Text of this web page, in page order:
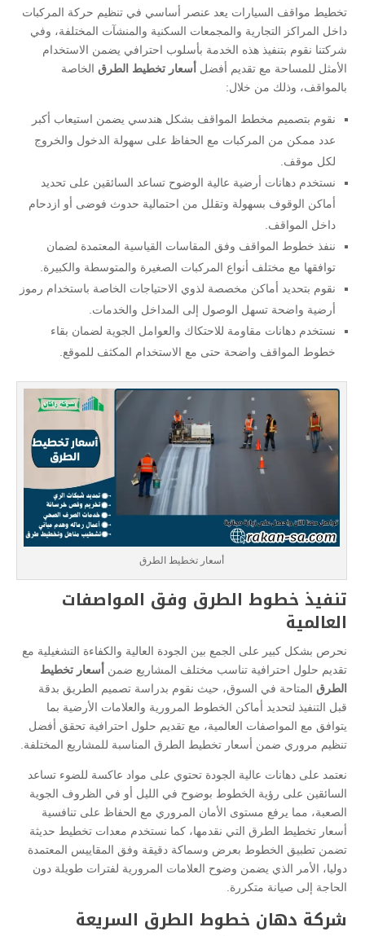
تخطيط مواقف السيارات يعد عنصر أساسي في تنظيم حركة المركبات
داخل المراكز التجارية والمجمعات السكنية والمنشآت المختلفة، وفي
شركتنا نقوم بتنفيذ هذه الخدمة بأسلوب احترافي يضمن الاستخدام
الأمثل للمساحة مع تقديم أفضل
أسعار تخطيط الطرق الخاصة
بالمواقف، وذلك من خلال:
نقوم بتصميم مخطط المواقف بشكل هندسي يضمن استيعاب أكبر
عدد ممكن من المركبات مع الحفاظ على سهولة الدخول والخروج
لكل موقف.
نستخدم دهانات أرضية عالية الوضوح تساعد السائقين على تحديد
أماكن الوقوف بسهولة وتقلل من احتمالية حدوث فوضى أو ازدحام
داخل المواقف.
ننفذ خطوط المواقف وفق المقاسات القياسية المعتمدة لضمان
توافقها مع مختلف أنواع المركبات الصغيرة والمتوسطة والكبيرة.
نقوم بتحديد أماكن مخصصة لذوي الاحتياجات الخاصة باستخدام رموز
أرضية واضحة تسهل الوصول إلى المداخل والخدمات.
نستخدم دهانات مقاومة للاحتكاك والعوامل الجوية لضمان بقاء
خطوط المواقف واضحة حتى مع الاستخدام المكثف للموقع.
أسعار تخطيط الطرق
تنفيذ خطوط الطرق وفق المواصفات
العالمية
نحرص بشكل كبير على الجمع بين الجودة العالية والكفاءة التشغيلية مع
تقديم حلول احترافية تناسب مختلف المشاريع ضمن
أسعار تخطيط
الطرق المتاحة في السوق، حيث نقوم بدراسة تصميم الطريق بدقة
قبل التنفيذ لتحديد أماكن الخطوط المرورية والعلامات الأرضية بما
يتوافق مع المواصفات العالمية، مع تقديم حلول احترافية تحقق أفضل
تنظيم مروري ضمن أسعار تخطيط الطرق المناسبة للمشاريع المختلفة.
نعتمد على دهانات عالية الجودة تحتوي على مواد عاكسة للضوء تساعد
السائقين على رؤية الخطوط بوضوح في الليل أو في الظروف الجوية
الصعبة، مما يرفع مستوى الأمان المروري مع الحفاظ على تنافسية
أسعار تخطيط الطرق التي نقدمها، كما نستخدم معدات تخطيط حديثة
تضمن تطبيق الخطوط بعرض وسماكة دقيقة وفق المقاييس المعتمدة
دوليا، الأمر الذي يضمن وضوح العلامات المرورية لفترات طويلة دون
الحاجة إلى صيانة متكررة.
شركة دهان خطوط الطرق السريعة